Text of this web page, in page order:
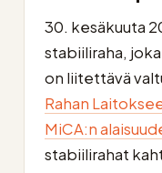
30. kesäkuuta
stabiiliraha,
on liitettävä
Rahan
MiCA:n
stabiilirahat